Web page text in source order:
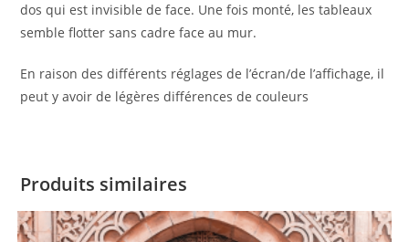
dos qui est invisible de face. Une fois monté, les tableaux
semble flotter sans cadre face au mur.
En raison des différents réglages de l’écran/de l’affichage, il
peut y avoir de légères différences de couleurs
Produits similaires